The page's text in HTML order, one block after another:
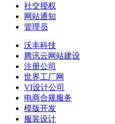
社交授权
网站通知
管理员
沃丰科技
腾讯云网站建设
注册公司
世界工厂网
VI设计公司
电商合规服务
模版开发
服装设计